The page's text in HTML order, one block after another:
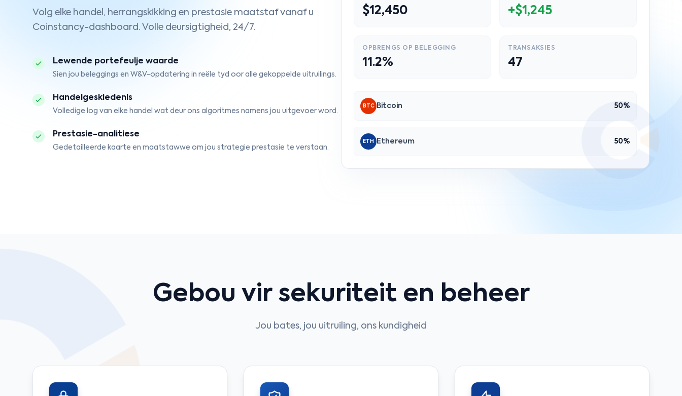
Volg elke handel, herrangskikking en prestasie maatstaf vanaf u
Coinstancy-dashboard. Volle deursigtigheid, 24/7.
Lewende portefeulje waarde
Sien jou beleggings en W&V-opdatering in reële tyd oor alle gekoppelde uitruilings.
Handelgeskiedenis
Volledige log van elke handel wat deur ons algoritmes namens jou uitgevoer word.
Prestasie-analitiese
Gedetailleerde kaarte en maatstawwe om jou strategie prestasie te verstaan.
$12,450 +$1,245
OPBRENGS OP BELEGGING
11.2%
TRANSAKSIES
47
BTC Bitcoin 50%
ETH Ethereum 50%
Gebou vir sekuriteit en beheer
Jou bates, jou uitruiling, ons kundigheid